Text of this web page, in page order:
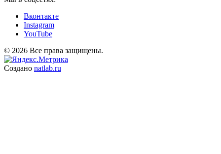
Вконтакте
Instagram
YouTube
© 2026 Все права защищены.
Создано natlab.ru